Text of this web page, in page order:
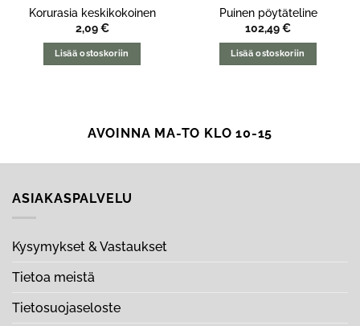
Korurasia keskikokoinen
2,09€
Lisää ostoskoriin
Puinen pöytäteline
102,49€
Lisää ostoskoriin
AVOINNA MA-TO KLO 10-15
ASIAKASPALVELU
Kysymykset & Vastaukset
Tietoa meistä
Tietosuojaseloste